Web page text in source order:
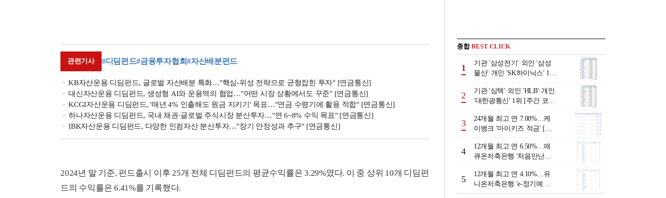
관련기사 #디딤펀드#금융투자협회#자산배분펀드
KB자산운용 디딤펀드, 글로벌 자산배분 특화…"핵심-위성 전략으로 균형잡힌 투자" [연금통신]
대신자산운용 디딤펀드, 생성형 AI와 운용역의 협업…"어떤 시장 상황에서도 꾸준" [연금통신]
KCGI자산운용 디딤펀드, '매년 4% 인출해도 원금 지키기' 목표…"연금 수령기에 활용 적합" [연금통신]
하나자산운용 디딤펀드, 국내 채권·글로벌 주식시장 분산투자…"연 6~8% 수익 목표" [연금통신]
IBK자산운용 디딤펀드, 다양한 인컴자산 분산투자…"장기 안정성과 추구" [연금통신]
2024년 말 기준, 펀드출시 이후 25개 전체 디딤펀드의 평균수익률은 3.29%였다. 이 중 상위 10개 디딤펀
드의 수익률은 6.41%를 기록했다.
종합BEST CLICK
1
기관 '삼성전기'·외인 '삼성
물산'·개인 'SK하이닉스' 1위
년 8월3일~8월7일]
2
기관 '심텍'·외인 'HLB'·개인
'대한광통신' 1위 [주간 코스
월7일]
3
24개월 최고 연 7.00%…케
이뱅크 '마이키즈 적금' [이
주]
4
12개월 최고 연 6.50%…애
큐온저축은행 '처음만난적
리-8월 2주]
5
12개월 최고 연 4.10%…유
니온저축은행 'e-정기예
금'[이주의 저축은행 예금금